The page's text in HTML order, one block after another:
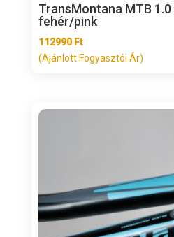
TransMontana MTB 1.0
fehér/pink
112990 Ft
(Ajánlott Fogyasztói Ár)